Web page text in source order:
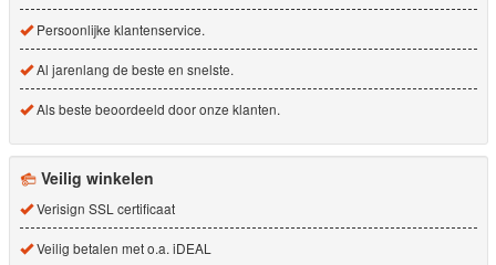
Persoonlijke klantenservice.
Al jarenlang de beste en snelste.
Als beste beoordeeld door onze klanten.
Veilig winkelen
Verisign SSL certificaat
Veilig betalen met o.a. iDEAL